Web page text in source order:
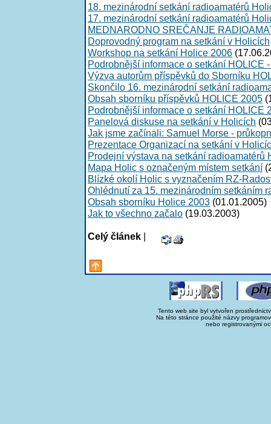
18. mezinárodní setkání radioamatérů
17. mezinárodní setkání radioamatérů
MEDNARODNO SREČANJE
Doprovodný program na setkání v Holicích
Workshop na setkání Holice 2006
Podrobnější informace o setkání HOLICE
Výzva autorům příspěvků do Sborníku
Skončilo 16. mezinárodní setkání
Obsah sborníku příspěvků HOLICE 2005
Podrobnější informace o setkání HOLICE
Panelová diskuse na setkání v Holicích
Jak jsme začínali: Samuel Morse -
Prezentace Organizací na setkání v
Prodejní výstava na setkání radioamatérů
Mapa Holic s označeným místem setkání
Blízké okolí Holic s vyznačením RZ-
Ohlédnutí za 15. mezinárodním setkáním
Obsah sborníku Holice 2003 (01.01.2005)
Jak to všechno začalo (19.03.2003)
Celý článek |
Tento web site byl vytvořen
Na této stránce použité názvy
nebo registrovanými